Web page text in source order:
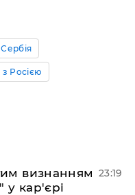
Сербія
з Росією
визнанням
у кар'єрі
23:19